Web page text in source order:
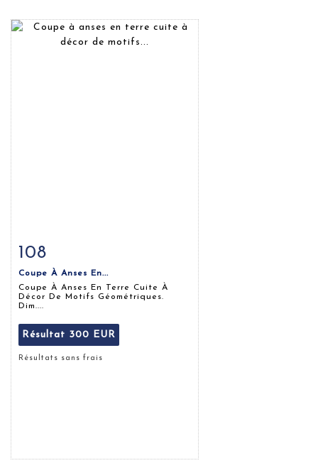
Fiche détaillée
108
Coupe À Anses En...
Coupe À Anses En Terre Cuite À
Décor De Motifs Géométriques.
Dim....
Résultat 300 EUR
Résultats sans frais